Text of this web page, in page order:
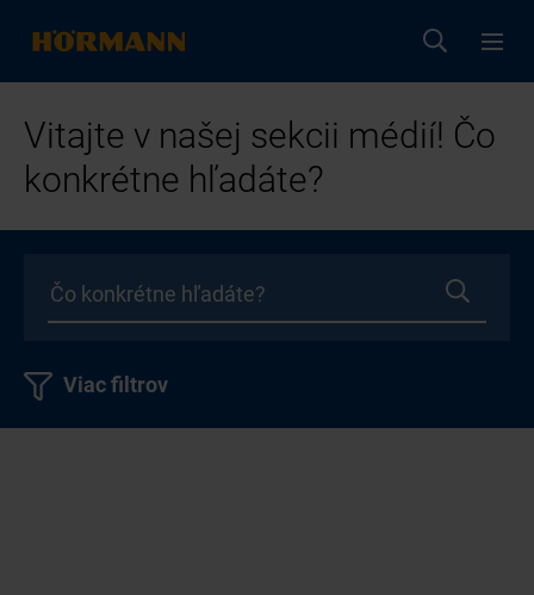
Vitajte v našej sekcii médií! Čo
konkrétne hľadáte?
Viac filtrov